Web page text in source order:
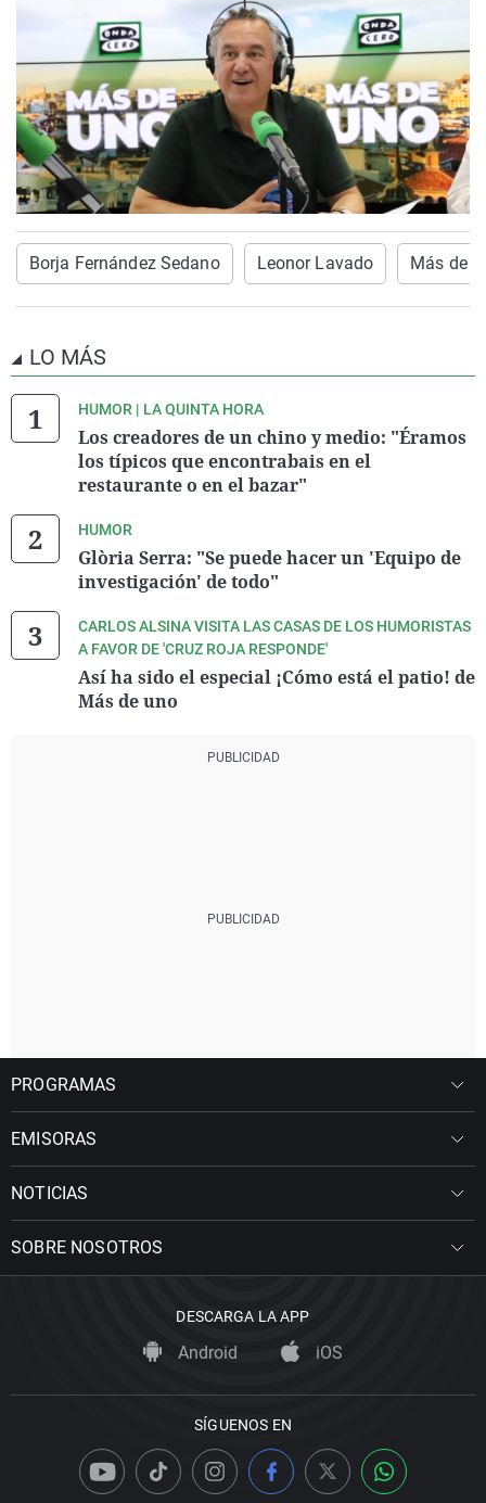
Borja Fernández Sedano Leonor Lavado Más de
LO MÁS
HUMOR | LA QUINTA HORA
Los creadores de un chino y medio: "Éramos
los típicos que encontrabais en el
restaurante o en el bazar"
HUMOR
Glòria Serra: "Se puede hacer un 'Equipo de
investigación' de todo"
CARLOS ALSINA VISITA LAS CASAS DE LOS HUMORISTAS
A FAVOR DE 'CRUZ ROJA RESPONDE'
Así ha sido el especial ¡Cómo está el patio! de
Más de uno
PROGRAMAS
EMISORAS
NOTICIAS
SOBRE NOSOTROS
DESCARGA LA APP
Android iOS
SÍGUENOS EN